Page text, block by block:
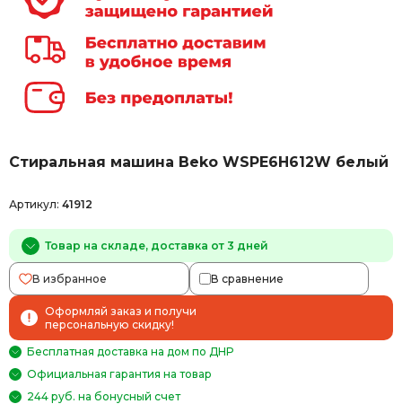
Стиральная машина Beko WSPE6H612W белый
Артикул: 41912
Товар на складе, доставка от 3 дней
В избранное В сравнение
Оформляй заказ и получи
персональную скидку!
Бесплатная доставка на дом по ДНР
Официальная гарантия на товар
244 руб. на бонусный счет